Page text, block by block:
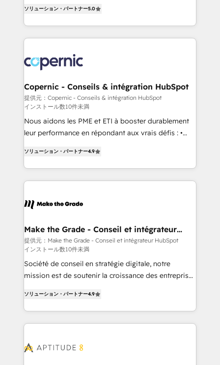
HubSpot accreditations and experience across
hundreds of organizations in dozens of industries,
there’s a good chance one of our globally integrated
explore whether S2 is the partner you’ve been
looking for...and get your next big initiative moving!
revenue number. We do that by bridging the gap
where agencies fail: combining GTM strategy with
technical execution to solve the right problem at the
implement your CRM. We engineer revenue
outcomes for the GTM owner on HubSpot. We Build
Different Because We're Built Different: - Secure:
Soc2 compliant 🛡️ - Onboarding: Implementations
starting from $1,5k - Clay: Elite Studio Solutions
Partner 🤝 - Global: 75+ RPers across five continents
🌐 - Scale: Largest organically grown & fastest tiering
implementations than any other Partner 💻 -
Salesforce: We convert SFDC addicts to HubSpot
evangelists 🧡 Don't pick a marketing or technical
yours. Start winning.
ソリューション・パートナー5.0
Copernic - Conseils & intégration HubSpot
提供元：Copernic - Conseils & intégration HubSpot
インストール数10件未満
Nous aidons les PME et ETI à booster durablement
leur performance en répondant aux vrais défis : •
téléphonie, etc.) • Alignement des équipes grâce à un
outil et des données partagées • Amélioration de la
collecte et de l’analyse des données pour des
de la productivité des équipes Notre équipe de 30
avec un engagement total, alignant processus
métiers et technologie, et guidant vos équipes à
travers le changement, tout en centrant vos objectifs
d’entreprise. Grâce à une méthodologie éprouvée
auprès de plus de 400 clients, nous comprenons
HubSpot dans votre organisation. Pour toute
question technique ou besoin de structuration de
votre projet HubSpot, contactez notre équipe pour
ソリューション・パートナー4.9
Make the Grade - Conseil et intégrateur
HubSpot
提供元：Make the Grade - Conseil et intégrateur HubSpot
インストール数10件未満
Société de conseil en stratégie digitale, notre
mission est de soutenir la croissance des entreprises
l'intégration CRM et le développement des revenus
auprès de vos comptes existants. En France et à
l'international, nous travaillons avec des ETI
delà d’une simple transformation digitale et des
ソリューション・パートナー4.9